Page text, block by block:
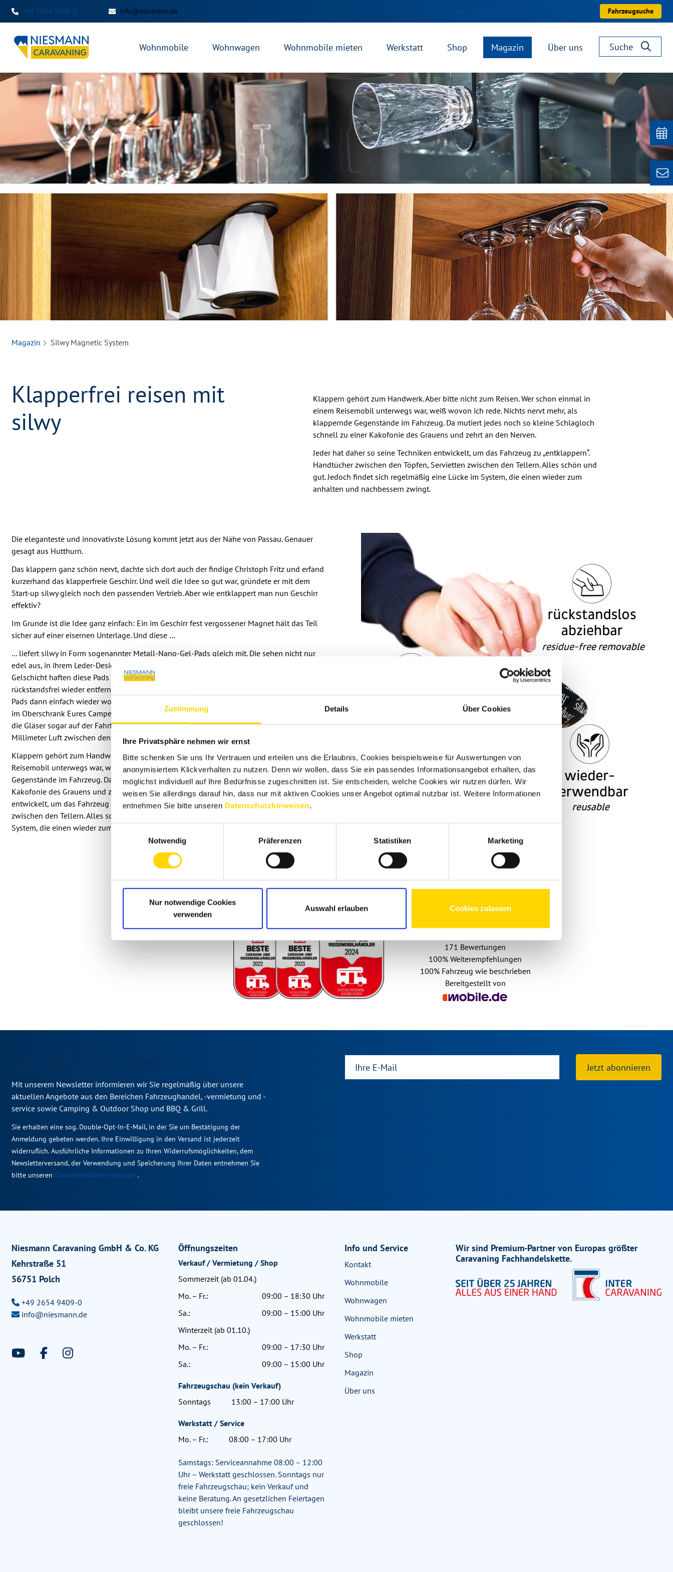
Zustimmung Details Über Cookies
Ihre Privatsphäre nehmen wir ernst
Bitte schenken Sie uns Ihr Vertrauen und erteilen uns die Erlaubnis, Cookies beispielsweise für Auswertungen von
anonymisiertem Klickverhalten zu nutzen. Denn wir wollen, dass Sie ein passendes Informationsangebot erhalten, das
möglichst individuell auf Ihre Bedürfnisse zugeschnitten ist. Sie entscheiden, welche Cookies wir nutzen dürfen. Wir
weisen Sie allerdings darauf hin, dass nur mit aktiven Cookies unser Angebot optimal nutzbar ist. Weitere Informationen
entnehmen Sie bitte unseren Datenschutzhinweisen.
Einwilligungsauswahl
Notwendig
Präferenzen Statistiken Marketing
Nur notwendige Cookies
verwenden
Auswahl erlauben Cookies zulassen
+49 2654 9409-0 info@niesmann.de Fahrzeugsuche
Wohnmobile Wohnwagen Wohnmobile mieten Werkstatt Shop Magazin Über uns Suche
Magazin Silwy Magnetic System
Klapperfrei reisen mit
silwy
Klappern gehört zum Handwerk. Aber bitte nicht zum Reisen. Wer schon einmal in
einem Reisemobil unterwegs war, weiß wovon ich rede. Nichts nervt mehr, als
klappernde Gegenstände im Fahrzeug. Da mutiert jedes noch so kleine Schlagloch
schnell zu einer Kakofonie des Grauens und zehrt an den Nerven.
Jeder hat daher so seine Techniken entwickelt, um das Fahrzeug zu „entklappern“.
Handtücher zwischen den Töpfen, Servietten zwischen den Tellern. Alles schön und
gut. Jedoch findet sich regelmäßig eine Lücke im System, die einen wieder zum
anhalten und nachbessern zwingt.
Die eleganteste und innovativste Lösung kommt jetzt aus der Nähe von Passau. Genauer
gesagt aus Hutthurn.
Das klappern ganz schön nervt, dachte sich dort auch der findige Christoph Fritz und erfand
kurzerhand das klapperfreie Geschirr. Und weil die Idee so gut war, gründete er mit dem
Start-up silwy gleich noch den passenden Vertrieb. Aber wie entklappert man nun Geschirr
effektiv?
Im Grunde ist die Idee ganz einfach: Ein im Geschirr fest vergossener Magnet hält das Teil
sicher auf einer eisernen Unterlage. Und diese …
… liefert silwy in Form sogenannter Metall-Nano-Gel-Pads gleich mit. Die sehen nicht nur
edel aus, in ihrem Leder-Design. Sie sind auch ganz besonders raffiniert. Dank ihrer
Gelschicht haften diese Pads auf nahezu allen glatten Oberflächen und lassen sich dennoch
rückstandsfrei wieder entfernen. Kurz unter fließenden Wasser abgespült, kann man diese
Pads dann einfach wieder woanders verwenden. Für die dauerhafte Nutzung, zum Beispiel
im Oberschrank Eures Campers, gibt es auch Metallleisten zum fest verkleben. Damit können
die Gläser sogar auf der Fahrt sicher über Kopf befestigt werden. Lässt man hier ein paar
Millimeter Luft zwischen den Gläsern, klappert wirklich nichts mehr.
Klappern gehört zum Handwerk. Aber bitte nicht zum Reisen. Wer schon einmal in einem
Reisemobil unterwegs war, weiß, wovon ich rede. Nichts nervt mehr, als klappernde
Gegenstände im Fahrzeug. Da mutiert jedes noch so kleine Schlagloch schnell zu einer
Kakofonie des Grauens und zehrt an den Nerven. Jeder hat daher so seine Techniken
entwickelt, um das Fahrzeug zu „entklappern“. Handtücher zwischen den Töpfen, Servietten
zwischen den Tellern. Alles schön und gut. Jedoch findet sich regelmäßig eine Lücke im
System, die einen wieder zum Anhalten und nachbessern zwingt.
171 Bewertungen
100% Weiterempfehlungen
100%Fahrzeug wie beschrieben
Bereitgestellt von
Mit unserem Newsletter informieren wir Sie regelmäßig über unsere
aktuellen Angebote aus den Bereichen Fahrzeughandel, -vermietung und -
service sowie Camping & Outdoor Shop und BBQ & Grill.
Sie erhalten eine sog. Double-Opt-In-E-Mail, in der Sie um Bestätigung der
Anmeldung gebeten werden. Ihre Einwilligung in den Versand ist jederzeit
widerruflich. Ausführliche Informationen zu Ihren Widerrufsmöglichkeiten, dem
Newsletterversand, der Verwendung und Speicherung Ihrer Daten entnehmen Sie
bitte unseren Datenschutzbestimmungen.
Jetzt abonnieren
Niesmann Caravaning GmbH & Co. KG
Kehrstraße 51
56751 Polch
+49 2654 9409-0
info@niesmann.de
Öffnungszeiten
Verkauf / Vermietung / Shop
Sommerzeit (ab 01.04.)
Mo. – Fr.:
09:00 – 18:30 Uhr
Sa.:
09:00 – 15:00 Uhr
Winterzeit (ab 01.10.)
Mo. – Fr.:
09:00 – 17:30 Uhr
Sa.:
09:00 – 15:00 Uhr
Fahrzeugschau (kein Verkauf)
Sonntags
13:00 – 17:00 Uhr
Werkstatt / Service
Mo. – Fr.:
08:00 – 17:00 Uhr
Samstags: Serviceannahme 08:00 – 12:00
Uhr – Werkstatt geschlossen. Sonntags nur
freie Fahrzeugschau; kein Verkauf und
keine Beratung. An gesetzlichen Feiertagen
bleibt unsere freie Fahrzeugschau
geschlossen!
Info und Service
Kontakt
Wohnmobile
Wohnwagen
Wohnmobile mieten
Werkstatt
Shop
Magazin
Über uns
Wir sind Premium-Partner von Europas größter
Caravaning Fachhandelskette.